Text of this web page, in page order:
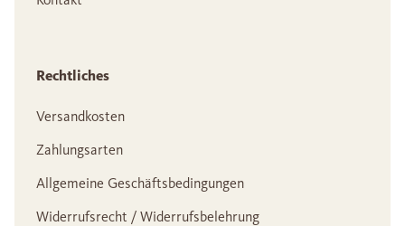
Rechtliches
Versandkosten
Zahlungsarten
Allgemeine Geschäftsbedingungen
Widerrufsrecht / Widerrufsbelehrung